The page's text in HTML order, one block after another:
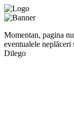
Momentan, pagina
eventualele
Dilego